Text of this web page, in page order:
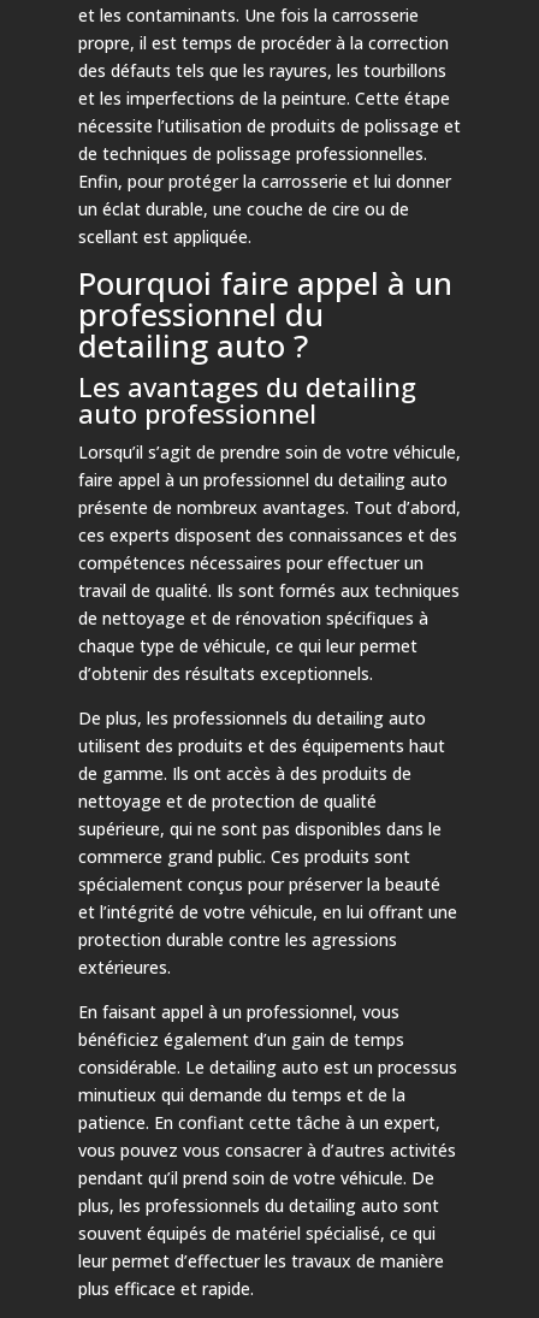
et les contaminants. Une fois la carrosserie
propre, il est temps de procéder à la correction
des défauts tels que les rayures, les tourbillons
et les imperfections de la peinture. Cette étape
nécessite l’utilisation de produits de polissage et
de techniques de polissage professionnelles.
Enfin, pour protéger la carrosserie et lui donner
un éclat durable, une couche de cire ou de
scellant est appliquée.
Pourquoi faire appel à un
professionnel du
detailing auto ?
Les avantages du detailing
auto professionnel
Lorsqu’il s’agit de prendre soin de votre véhicule,
faire appel à un professionnel du detailing auto
présente de nombreux avantages. Tout d’abord,
ces experts disposent des connaissances et des
compétences nécessaires pour effectuer un
travail de qualité. Ils sont formés aux techniques
de nettoyage et de rénovation spécifiques à
chaque type de véhicule, ce qui leur permet
d’obtenir des résultats exceptionnels.
De plus, les professionnels du detailing auto
utilisent des produits et des équipements haut
de gamme. Ils ont accès à des produits de
nettoyage et de protection de qualité
supérieure, qui ne sont pas disponibles dans le
commerce grand public. Ces produits sont
spécialement conçus pour préserver la beauté
et l’intégrité de votre véhicule, en lui offrant une
protection durable contre les agressions
extérieures.
En faisant appel à un professionnel, vous
bénéficiez également d’un gain de temps
considérable. Le detailing auto est un processus
minutieux qui demande du temps et de la
patience. En confiant cette tâche à un expert,
vous pouvez vous consacrer à d’autres activités
pendant qu’il prend soin de votre véhicule. De
plus, les professionnels du detailing auto sont
souvent équipés de matériel spécialisé, ce qui
leur permet d’effectuer les travaux de manière
plus efficace et rapide.